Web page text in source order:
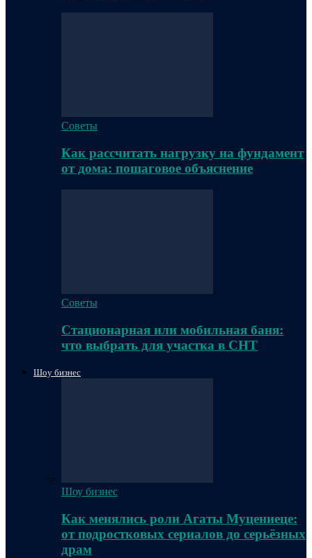
Советы
Как рассчитать нагрузку на фундамент
от дома: пошаговое объяснение
Советы
Стационарная или мобильная баня:
что выбрать для участка в СНТ
Шоу бизнес
Шоу бизнес
Как менялись роли Агаты Муцениеце:
от подростковых сериалов до серьёзных
драм